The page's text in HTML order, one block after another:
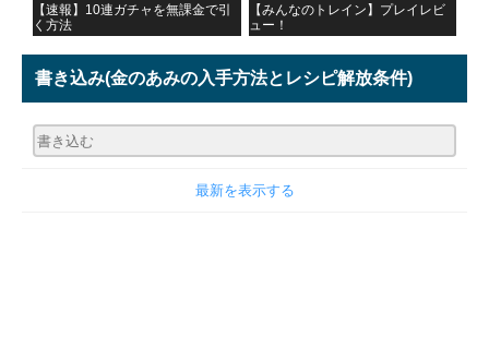
【速報】10連ガチャを無課金で引
く方法
【みんなのトレイン】プレイレビ
ュー！
書き込み(金のあみの入手方法とレシピ解放条件)
最新を表示する